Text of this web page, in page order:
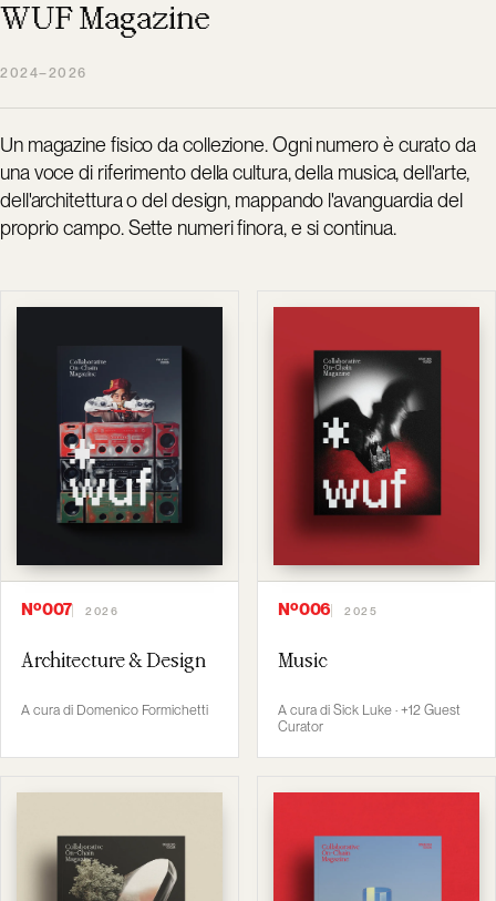
WUF Magazine
2024–2026
Un magazine fisico da collezione. Ogni numero è curato da
una voce di riferimento della cultura, della musica, dell'arte,
dell'architettura o del design, mappando l'avanguardia del
proprio campo. Sette numeri finora, e si continua.
Nº007 2026
Architecture & Design
A cura di Domenico Formichetti
Nº006 2025
Music
A cura di Sick Luke · +12 Guest
Curator